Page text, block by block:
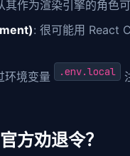
其作为渲染引擎的角色
: 很可能用 React
环境变量 .env.local
方劝退令？